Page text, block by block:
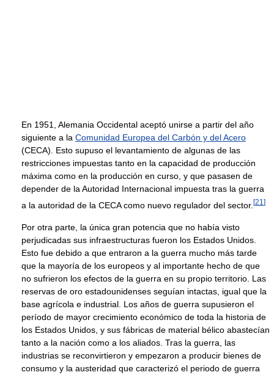
En 1951, Alemania Occidental aceptó unirse a partir del año
siguiente a la Comunidad Europea del Carbón y del Acero
(CECA). Esto supuso el levantamiento de algunas de las
restricciones impuestas tanto en la capacidad de producción
máxima como en la producción en curso, y que pasasen de
depender de la Autoridad Internacional impuesta tras la guerra
a la autoridad de la CECA como nuevo regulador del sector. [21 ]
Por otra parte, la única gran potencia que no había visto
perjudicadas sus infraestructuras fueron los Estados Unidos.
Esto fue debido a que entraron a la guerra mucho más tarde
que la mayoría de los europeos y al importante hecho de que
no sufrieron los efectos de la guerra en su propio territorio. Las
reservas de oro estadounidenses seguían intactas, igual que la
base agrícola e industrial. Los años de guerra supusieron el
período de mayor crecimiento económico de toda la historia de
los Estados Unidos, y sus fábricas de material bélico abastecían
tanto a la nación como a los aliados. Tras la guerra, las
industrias se reconvirtieron y empezaron a producir bienes de
consumo y la austeridad que caracterizó el periodo de guerra